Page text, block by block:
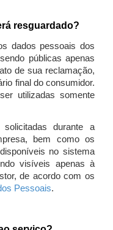
resguardado?
dados pessoais dos
públicas apenas
de sua reclamação,
final do consumidor.
utilizadas somente
solicitadas durante a
bem como os
no sistema
visíveis apenas à
de acordo com os
Pessoais.